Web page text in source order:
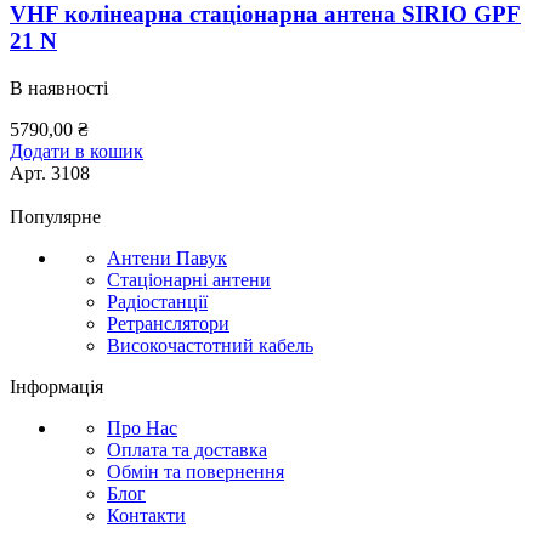
VHF колінеарна стаціонарна антена SIRIO GPF
21 N
В наявності
5790,00 ₴
Додати в кошик
Арт. 3108
Популярне
Антени Павук
Стаціонарні антени
Радіостанції
Ретранслятори
Високочастотний кабель
Інформація
Про Нас
Оплата та доставка
Обмін та повернення
Блог
Контакти